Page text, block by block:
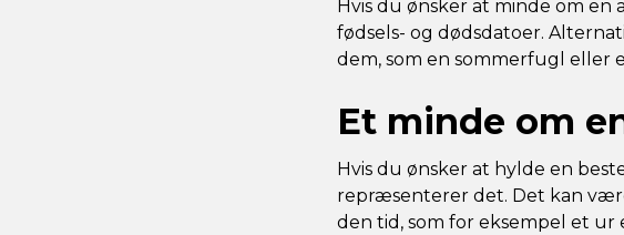
Hvis du ønsker at minde om
fødsels- og dødsdatoer.
dem, som en sommerfugl eller
Et minde om
Hvis du ønsker at hylde en
repræsenterer det. Det kan
den tid, som for eksempel et ur